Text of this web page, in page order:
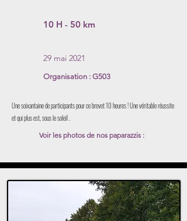
10 H - 50 km
29 mai 2021
Organisation : G503
Une soixantaine de participants pour ce brevet 10 heures ! Une véritable réussite
et qui plus est, sous le soleil .
Voir les photos de nos paparazzis :
Liens albums
Lire